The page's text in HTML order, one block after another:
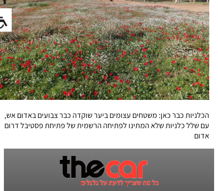
הכלניות כבר כאן: משטחים עצומים ביער שוקדה כבר צבועים באדום אש,
עם שלל כלניות שלא המתינו לפתיחה הרשמית של פתיחת פסטיבל דרום
אדום